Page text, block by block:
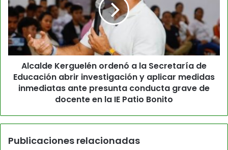
Alcalde Kerguelén ordenó a la Secretaría de
Educación abrir investigación y aplicar medidas
inmediatas ante presunta conducta grave de
docente en la IE Patio Bonito
Publicaciones relacionadas